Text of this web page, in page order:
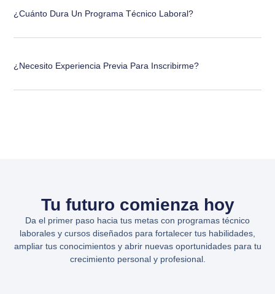
¿Cuánto Dura Un Programa Técnico Laboral?
¿Necesito Experiencia Previa Para Inscribirme?
Tu futuro comienza hoy
Da el primer paso hacia tus metas con programas técnico
laborales y cursos diseñados para fortalecer tus habilidades,
ampliar tus conocimientos y abrir nuevas oportunidades para tu
crecimiento personal y profesional.